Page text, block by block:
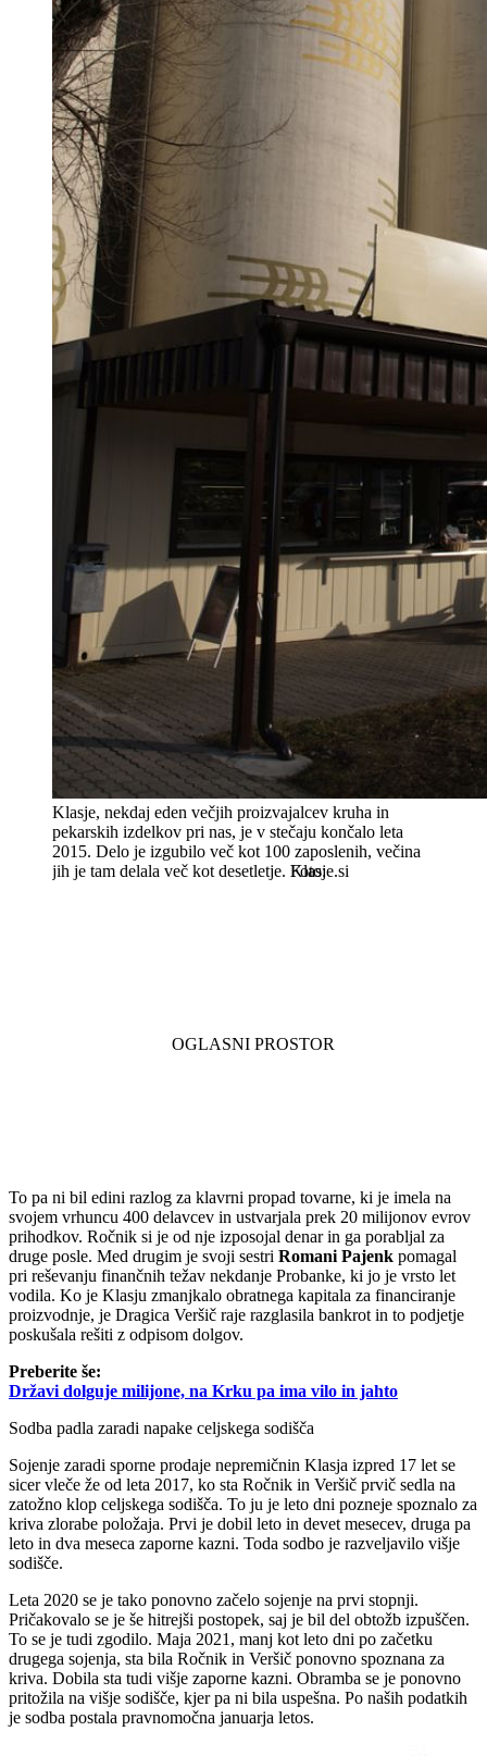
Klasje, nekdaj eden večjih proizvajalcev kruha in
pekarskih izdelkov pri nas, je v stečaju končalo leta
2015. Delo je izgubilo več kot 100 zaposlenih, večina
jih je tam delala več kot desetletje. Klasje.si
To pa ni bil edini razlog za klavrni propad tovarne, ki je imela na
svojem vrhuncu 400 delavcev in ustvarjala prek 20 milijonov evrov
prihodkov. Ročnik si je od nje izposojal denar in ga porabljal za
druge posle. Med drugim je svoji sestri Romani Pajenk pomagal
pri reševanju finančnih težav nekdanje Probanke, ki jo je vrsto let
vodila. Ko je Klasju zmanjkalo obratnega kapitala za financiranje
proizvodnje, je Dragica Veršič raje razglasila bankrot in to podjetje
poskušala rešiti z odpisom dolgov.
Preberite še:
Državi dolguje milijone, na Krku pa ima vilo in jahto
Sodba padla zaradi napake celjskega sodišča
Sojenje zaradi sporne prodaje nepremičnin Klasja izpred 17 let se
sicer vleče že od leta 2017, ko sta Ročnik in Veršič prvič sedla na
zatožno klop celjskega sodišča. To ju je leto dni pozneje spoznalo za
kriva zlorabe položaja. Prvi je dobil leto in devet mesecev, druga pa
leto in dva meseca zaporne kazni. Toda sodbo je razveljavilo višje
sodišče.
Leta 2020 se je tako ponovno začelo sojenje na prvi stopnji.
Pričakovalo se je še hitrejši postopek, saj je bil del obtožb izpuščen.
To se je tudi zgodilo. Maja 2021, manj kot leto dni po začetku
drugega sojenja, sta bila Ročnik in Veršič ponovno spoznana za
kriva. Dobila sta tudi višje zaporne kazni. Obramba se je ponovno
pritožila na višje sodišče, kjer pa ni bila uspešna. Po naših podatkih
je sodba postala pravnomočna januarja letos.